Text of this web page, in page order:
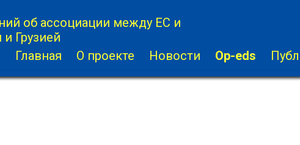
об ассоциации между ЕС и
Грузией
Главная О проекте Новости Op-eds